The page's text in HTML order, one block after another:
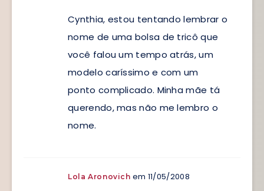
Cynthia, estou tentando lembrar o
nome de uma bolsa de tricô que
você falou um tempo atrás, um
modelo caríssimo e com um
ponto complicado. Minha mãe tá
querendo, mas não me lembro o
nome.
Lola Aronovich em 11/05/2008